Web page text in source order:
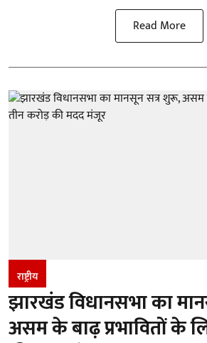
Read More
राष्ट्रीय
झारखंड विधानसभा का
असम के बाढ़ प्रभावितों के